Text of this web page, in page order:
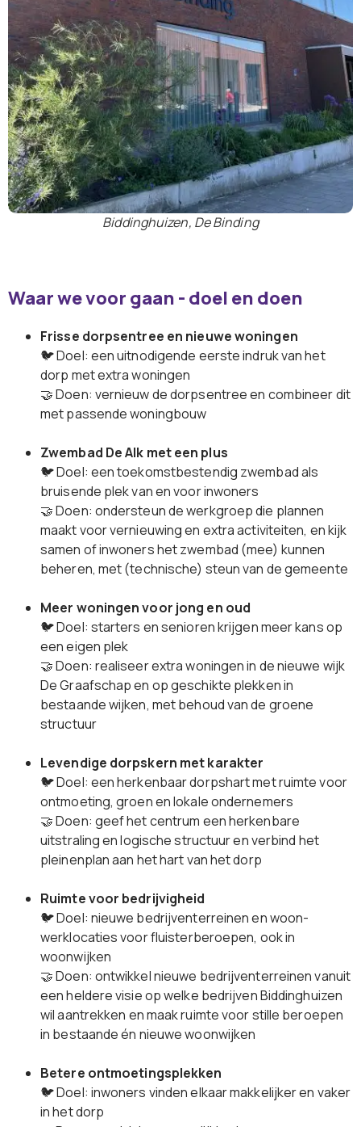
Biddinghuizen, De Binding
Waar we voor gaan - doel en doen
Frisse dorpsentree en nieuwe woningen
🐦 Doel: een uitnodigende eerste indruk van het
dorp met extra woningen
🤝 Doen: vernieuw de dorpsentree en combineer dit
met passende woningbouw
Zwembad De Alk met een plus
🐦 Doel: een toekomstbestendig zwembad als
bruisende plek van en voor inwoners
🤝 Doen: ondersteun de werkgroep die plannen
maakt voor vernieuwing en extra activiteiten, en kijk
samen of inwoners het zwembad (mee) kunnen
beheren, met (technische) steun van de gemeente
Meer woningen voor jong en oud
🐦 Doel: starters en senioren krijgen meer kans op
een eigen plek
🤝 Doen: realiseer extra woningen in de nieuwe wijk
De Graafschap en op geschikte plekken in
bestaande wijken, met behoud van de groene
structuur
Levendige dorpskern met karakter
🐦 Doel: een herkenbaar dorpshart met ruimte voor
ontmoeting, groen en lokale ondernemers
🤝 Doen: geef het centrum een herkenbare
uitstraling en logische structuur en verbind het
pleinenplan aan het hart van het dorp
Ruimte voor bedrijvigheid
🐦 Doel: nieuwe bedrijventerreinen en woon-
werklocaties voor fluisterberoepen, ook in
woonwijken
🤝 Doen: ontwikkel nieuwe bedrijventerreinen vanuit
een heldere visie op welke bedrijven Biddinghuizen
wil aantrekken en maak ruimte voor stille beroepen
in bestaande én nieuwe woonwijken
Betere ontmoetingsplekken
🐦 Doel: inwoners vinden elkaar makkelijker en vaker
in het dorp